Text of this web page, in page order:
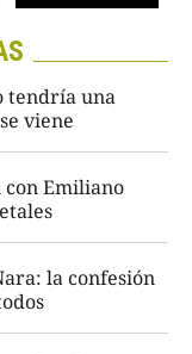
tendría una
viene
Emiliano
la confesión